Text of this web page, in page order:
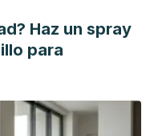
Haz un spray
para